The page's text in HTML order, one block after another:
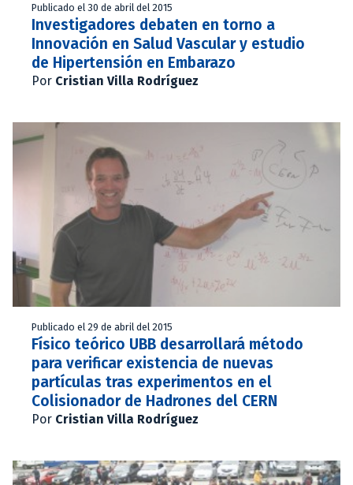
Publicado el 30 de abril del 2015
Investigadores debaten en torno a
Innovación en Salud Vascular y estudio
de Hipertensión en Embarazo
Por Cristian Villa Rodríguez
Publicado el 29 de abril del 2015
Físico teórico UBB desarrollará método
para verificar existencia de nuevas
partículas tras experimentos en el
Colisionador de Hadrones del CERN
Por Cristian Villa Rodríguez